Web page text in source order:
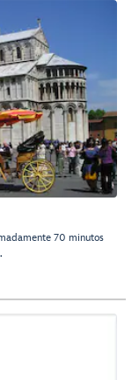
70 minutos